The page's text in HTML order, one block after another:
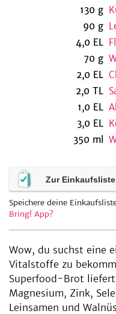
130 g
90 g
4,0 EL
70 g
2,0 EL
2,0 TL
1,0 EL
3,0 EL
350 ml
Zur Einkaufsliste
Speichere deine
Bring! App?
Wow, du suchst eine
Vitalstoffe zu
Superfood-Brot liefert
Magnesium, Zink,
Leinsamen und